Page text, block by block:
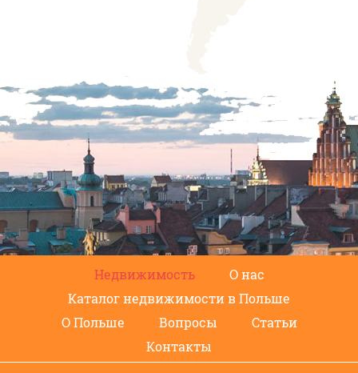
Недвижимость
О нас
Каталог недвижимости в Польше
О Польше
Вопросы
Статьи
Контакты